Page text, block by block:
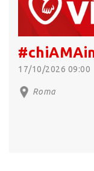
17/10/2026 09:00
Roma